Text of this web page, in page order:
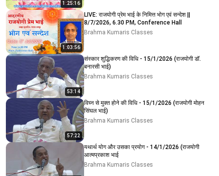
1:25:16
1:03:56
LIVE: राजयोगी प्रेम भाई के निमित्त भोग एवं सन्देश ||
8/7/2026, 6.30 PM, Conference Hall
Brahma Kumaris Classes
53:14
संस्कार शुद्धिकरण की विधि - 15/1/2026 (राजयोगी डॉ.
बनारसी भाई)
Brahma Kumaris Classes
57:22
विघ्न से मुक्त होने की विधि - 15/1/2026 (राजयोगी मोहन
सिंघल भाई)
Brahma Kumaris Classes
यथार्थ योग और उसका प्रयोग - 14/1/2026 (राजयोगी
आत्मप्रकाश भाई
Brahma Kumaris Classes